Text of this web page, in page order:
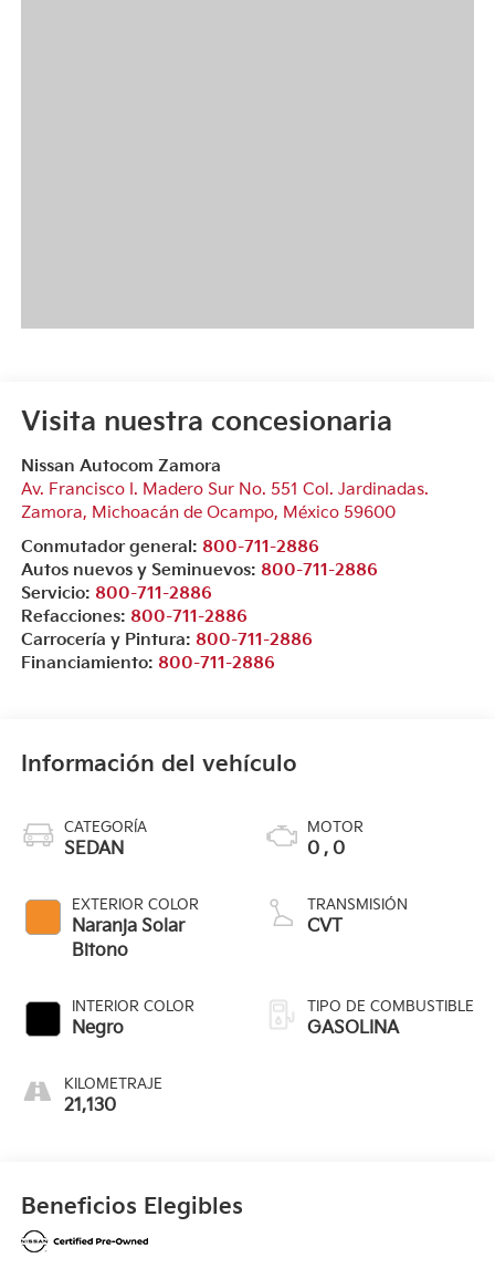
Visita nuestra concesionaria
Nissan Autocom Zamora
Av. Francisco I. Madero Sur No. 551 Col. Jardinadas.
Zamora, Michoacán de Ocampo, México 59600
Conmutador general: 800-711-2886
Autos nuevos y Seminuevos: 800-711-2886
Servicio: 800-711-2886
Refacciones: 800-711-2886
Carrocería y Pintura: 800-711-2886
Financiamiento: 800-711-2886
Información del vehículo
CATEGORÍA
SEDAN
EXTERIOR COLOR
Naranja Solar
Bitono
INTERIOR COLOR
Negro
KILOMETRAJE
21,130
MOTOR
0 , 0
TRANSMISIÓN
CVT
TIPO DE COMBUSTIBLE
GASOLINA
Beneficios Elegibles